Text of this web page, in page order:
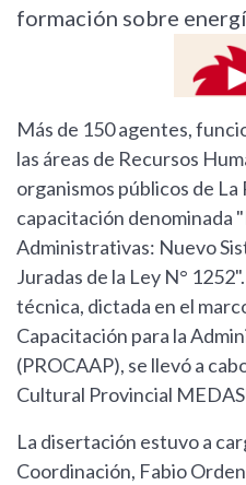
formación sobre
Más de 150 agentes,
las áreas de Recursos
organismos públicos de
capacitación denominada
Administrativas: Nuevo
Juradas de la Ley N°
técnica, dictada en el
Capacitación para la
(PROCAAP), se llevó a
Cultural Provincial
La disertación estuvo a
Coordinación, Fabio